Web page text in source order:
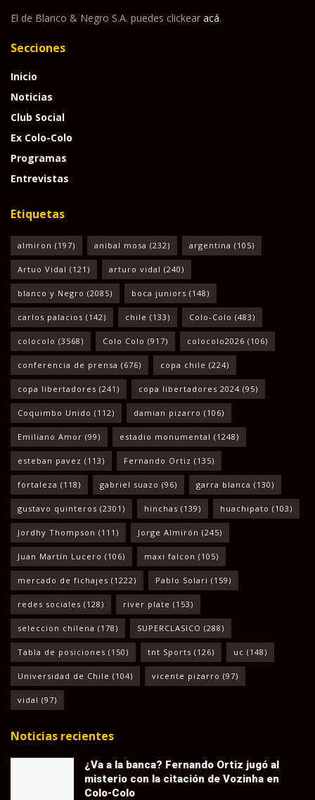
El de Blanco & Negro S.A. puedes clickear acá.
Secciones
Inicio
Noticias
Club Social
Ex Colo-Colo
Programas
Entrevistas
Etiquetas
almiron (197) anibal mosa (232) argentina (105)
Artuo Vidal (121) arturo vidal (240)
blanco y Negro (2085) boca juniors (148)
carlos palacios (142) chile (133) Colo-Colo (483)
colocolo (3568) Colo Colo (917) colocolo2026 (106)
conferencia de prensa (676) copa chile (224)
copa libertadores (241) copa libertadores 2024 (95)
Coquimbo Unido (112) damian pizarro (106)
Emiliano Amor (99) estadio monumental (1248)
esteban pavez (113) Fernando Ortiz (135)
fortaleza (118) gabriel suazo (96) garra blanca (130)
gustavo quinteros (2301) hinchas (139) huachipato (103)
Jordhy Thompson (111) Jorge Almirón (245)
Juan Martín Lucero (106) maxi falcon (105)
mercado de fichajes (1222) Pablo Solari (159)
redes sociales (128) river plate (153)
seleccion chilena (178) SUPERCLASICO (288)
Tabla de posiciones (150) tnt Sports (126) uc (148)
Universidad de Chile (104) vicente pizarro (97)
vidal (97)
Noticias recientes
¿Va a la banca? Fernando Ortiz jugó al
misterio con la citación de Vozinha en
Colo-Colo